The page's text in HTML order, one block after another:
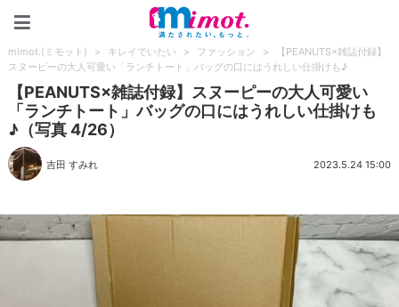
mimot.(ミモット) > キレイでいたい > ファッション >
【PEANUTS×雑誌付録】
スヌーピーの大人可愛い「ランチトート」バッグの口にはうれしい仕掛けも♪
【PEANUTS×雑誌付録】スヌーピーの大人可愛い
「ランチトート」バッグの口にはうれしい仕掛けも
♪（写真 4/26）
吉田 すみれ 2023.5.24 15:00